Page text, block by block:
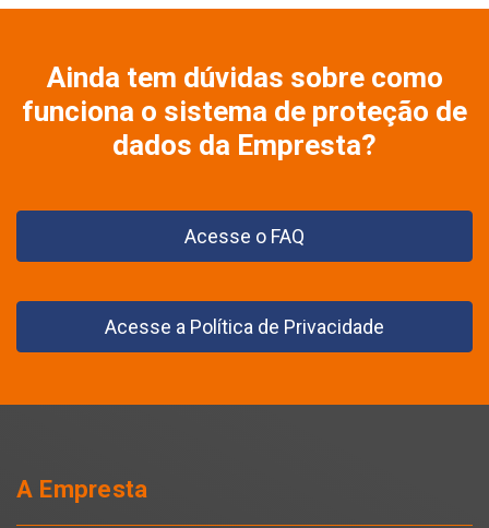
Ainda tem dúvidas sobre como
funciona o sistema de proteção de
dados da Empresta?
Acesse o FAQ
Acesse a Política de Privacidade
A Empresta